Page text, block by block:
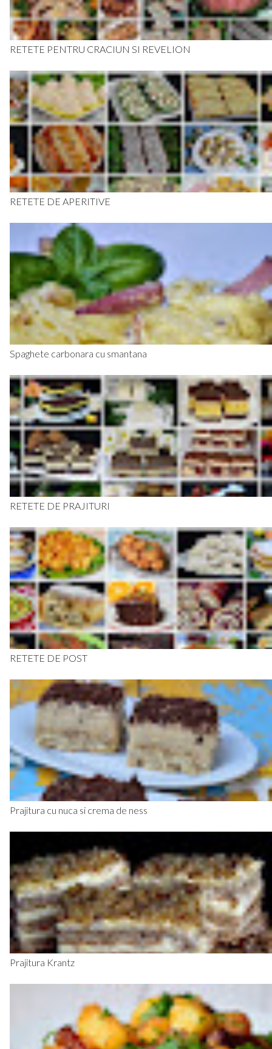
RETETE PENTRU CRACIUN SI REVELION
RETETE DE APERITIVE
Spaghete carbonara cu smantana
RETETE DE PRAJITURI
RETETE DE POST
Prajitura cu nuca si crema de ness
Prajitura Krantz